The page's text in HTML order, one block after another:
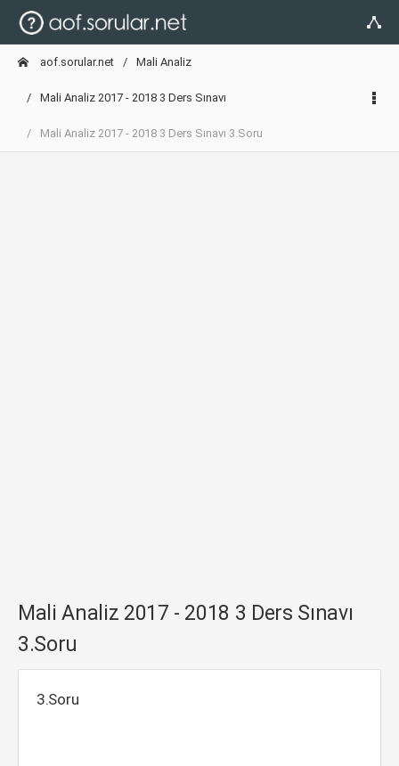
aof.sorular.net Mali Analiz
Mali Analiz 2017 - 2018 3 Ders Sınavı
Mali Analiz 2017 - 2018 3 Ders Sınavı 3.Soru
Mali Analiz 2017 - 2018 3 Ders Sınavı
3.Soru
3.Soru